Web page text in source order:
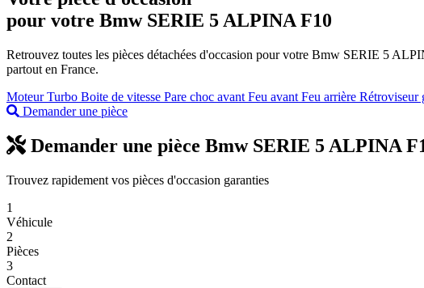
pour votre Bmw SERIE 5 ALPINA F10
Retrouvez toutes les pièces détachées d'occasion pour votre Bmw SERIE 5
partout en France.
MoteurTurbo Boite de vitesse Pare choc avant Feu avant Feu arrière Rétroviseur
Demander une pièce
Demander une pièce Bmw SERIE 5 ALPINA
Trouvez rapidement vos pièces d'occasion garanties
1
Véhicule
2
Pièces
3
Contact